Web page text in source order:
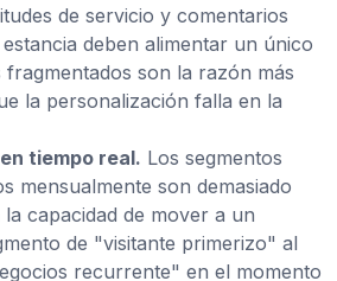
de servicio y comentarios
deben alimentar un único
fragmentados son la razón más
la personalización falla en la
tiempo real. Los segmentos
mensualmente son demasiado
capacidad de mover a un
de "visitante primerizo" al
recurrente" en el momento